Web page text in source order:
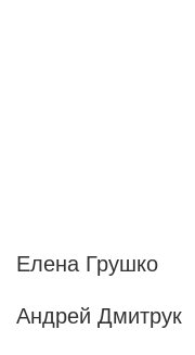
Елена Грушко
Андрей Дмитрук